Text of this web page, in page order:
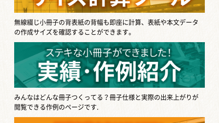
無線綴じ小冊子の背表紙の背幅も即座に計算、表紙や本文データ
の作成サイズを確認することができます。
みんなはどんな冊子つくってる？冊子仕様と実際の出来上がりが
閲覧できる作例のページです.